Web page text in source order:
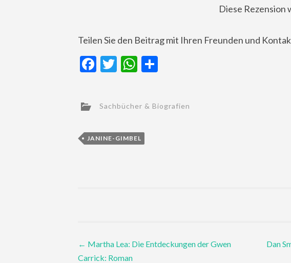
Diese Rezension
Teilen Sie den Beitrag mit Ihren Freunden und
Facebook
TwitterWhatsApp
Sachbücher & Biografien
JANINE-GIMBEL
Post
← Martha Lea: Die Entdeckungen der Gwen
Carrick: Roman
Dan